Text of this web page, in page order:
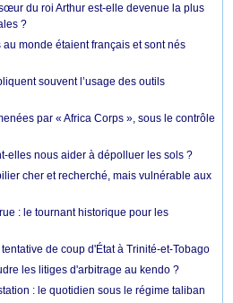
du roi Arthur est-elle devenue la plus
?
monde étaient français et sont nés
souvent l’usage des outils
par « Africa Corps », sous le contrôle
elles nous aider à dépolluer les sols ?
cher et recherché, mais vulnérable aux
: le tournant historique pour les
de coup d'État à Trinité-et-Tobago
les litiges d'arbitrage au kendo ?
: le quotidien sous le régime taliban